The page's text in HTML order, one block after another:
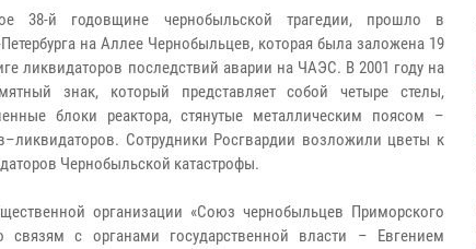
38-й годовщине чернобыльской трагедии, прошло в
на Аллее Чернобыльцев, которая была заложена 19
ликвидаторов последствий аварии на ЧАЭС. В 2001 году на
знак, который представляет собой четыре стелы,
блоки реактора, стянутые металлическим поясом –
Сотрудники Росгвардии возложили цветы к
Чернобыльской катастрофы.
организации «Союз чернобыльцев Приморского
связям с органами государственной власти – Евгением